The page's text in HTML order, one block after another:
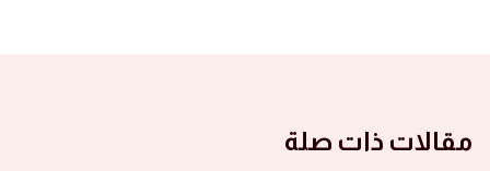
مقالات ذات صلة